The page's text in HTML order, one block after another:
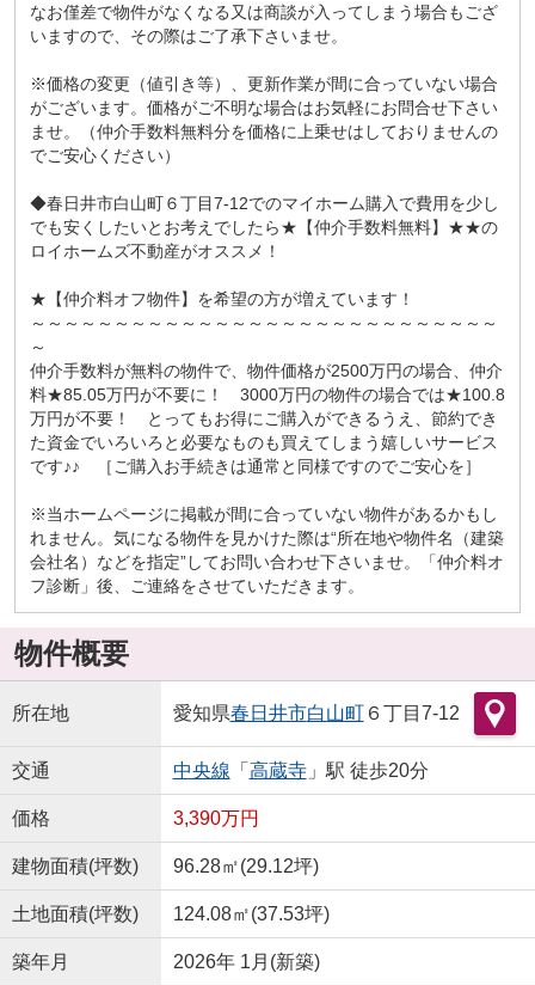
なお僅差で物件がなくなる又は商談が入ってしまう場合もござ
いますので、その際はご了承下さいませ。
※価格の変更（値引き等）、更新作業が間に合っていない場合
がございます。価格がご不明な場合はお気軽にお問合せ下さい
ませ。（仲介手数料無料分を価格に上乗せはしておりませんの
でご安心ください）
◆春日井市白山町６丁目7-12でのマイホーム購入で費用を少し
でも安くしたいとお考えでしたら★【仲介手数料無料】★★の
ロイホームズ不動産がオススメ！
★【仲介料オフ物件】を希望の方が増えています！
～～～～～～～～～～～～～～～～～～～～～～～～～～～～
～
仲介手数料が無料の物件で、物件価格が2500万円の場合、仲介
料★85.05万円が不要に！ 3000万円の物件の場合では★100.8
万円が不要！ とってもお得にご購入ができるうえ、節約でき
た資金でいろいろと必要なものも買えてしまう嬉しいサービス
です♪♪ ［ご購入お手続きは通常と同様ですのでご安心を］
※当ホームページに掲載が間に合っていない物件があるかもし
れません。気になる物件を見かけた際は“所在地や物件名（建築
会社名）などを指定”してお問い合わせ下さいませ。「仲介料オ
フ診断」後、ご連絡をさせていただきます。
物件概要
所在地 愛知県春日井市白山町６丁目7-12
交通 中央線 「 高蔵寺」駅 徒歩20分
価格 3,390万円
建物面積(坪数) 96.28㎡(29.12坪)
土地面積(坪数) 124.08㎡(37.53坪)
築年月 2026年 1月(新築)